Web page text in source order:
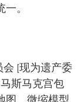
。
[现为遗产委
斯马克宫包